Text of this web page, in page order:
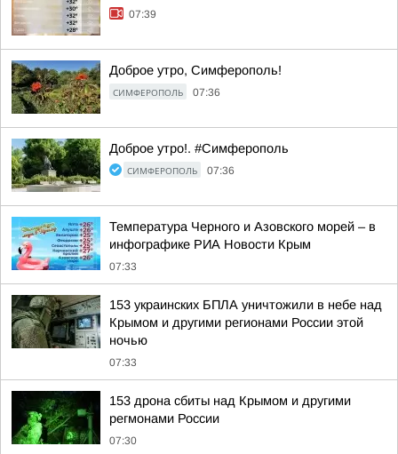
07:39
Доброе утро, Симферополь!
СИМФЕРОПОЛЬ 07:36
Доброе утро!. #Симферополь
СИМФЕРОПОЛЬ 07:36
Температура Черного и Азовского морей – в
инфографике РИА Новости Крым
07:33
153 украинских БПЛА уничтожили в небе над
Крымом и другими регионами России этой
ночью
07:33
153 дрона сбиты над Крымом и другими
регмонами России
07:30